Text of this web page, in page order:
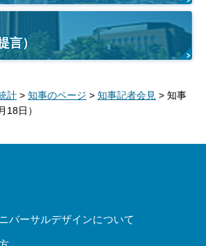
言）
計 > 知事のページ > 知事記者会見 > 知事
18日）
バーサルデザインについて